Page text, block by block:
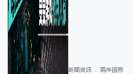
新聞資訊 兩岸國際